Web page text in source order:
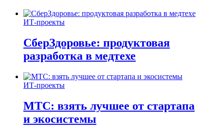
ИТ-проекты
СберЗдоровье: продуктовая
разработка в медтехе
ИТ-проекты
МТС: взять лучшее от стартапа
и экосистемы